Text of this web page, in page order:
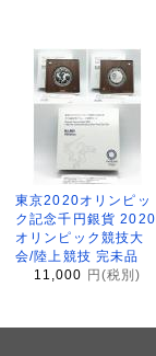
東京2020オリンピッ
ク記念千円銀貨 2020
オリンピック競技大
会/陸上競技 完未品
11,000
円(税別)